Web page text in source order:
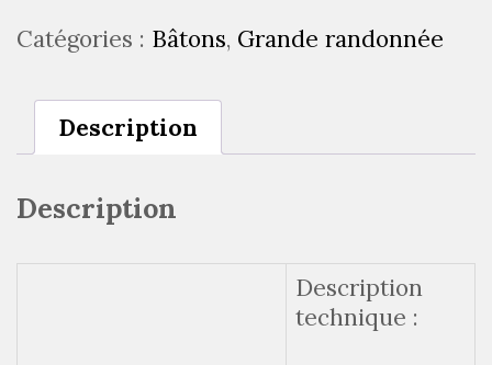
Catégories : Bâtons, Grande randonnée
Description
Description
Description
technique :